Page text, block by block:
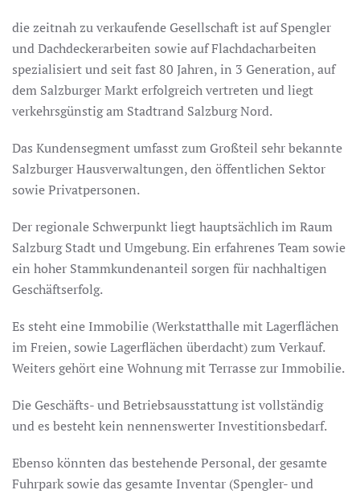
die zeitnah zu verkaufende Gesellschaft ist auf Spengler
und Dachdeckerarbeiten sowie auf Flachdacharbeiten
spezialisiert und seit fast 80 Jahren, in 3 Generation, auf
dem Salzburger Markt erfolgreich vertreten und liegt
verkehrsgünstig am Stadtrand Salzburg Nord.
Das Kundensegment umfasst zum Großteil sehr bekannte
Salzburger Hausverwaltungen, den öffentlichen Sektor
sowie Privatpersonen.
Der regionale Schwerpunkt liegt hauptsächlich im Raum
Salzburg Stadt und Umgebung. Ein erfahrenes Team sowie
ein hoher Stammkundenanteil sorgen für nachhaltigen
Geschäftserfolg.
Es steht eine Immobilie (Werkstatthalle mit Lagerflächen
im Freien, sowie Lagerflächen überdacht) zum Verkauf.
Weiters gehört eine Wohnung mit Terrasse zur Immobilie.
Die Geschäfts- und Betriebsausstattung ist vollständig
und es besteht kein nennenswerter Investitionsbedarf.
Ebenso könnten das bestehende Personal, der gesamte
Fuhrpark sowie das gesamte Inventar (Spengler- und